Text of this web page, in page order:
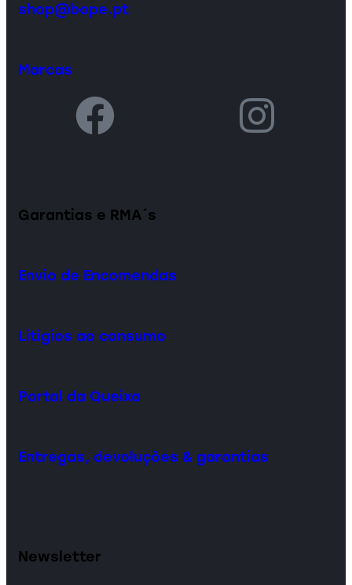
shop@bope.pt
Marcas
Garantias e RMA´s
Envio de Encomendas
Litígios ao consumo
Portal da Queixa
Entregas, devoluções & garantias
Newsletter